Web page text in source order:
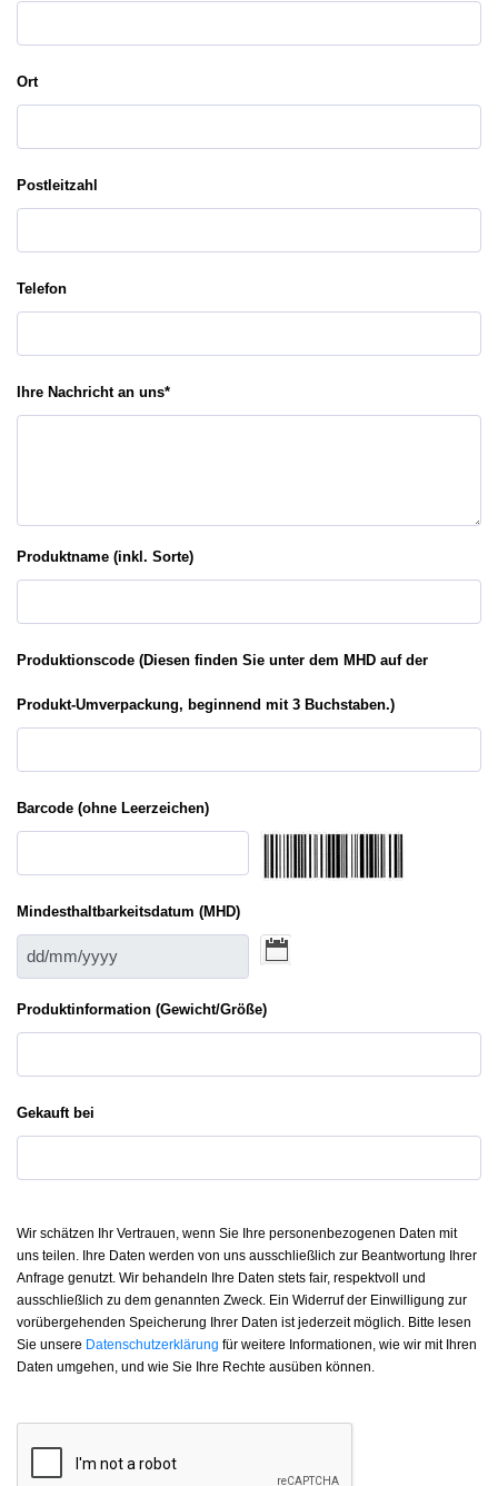
Ort
Postleitzahl
Telefon
Ihre Nachricht an uns*
Produktname (inkl. Sorte)
Produktionscode (Diesen finden Sie unter dem MHD auf der
Produkt-Umverpackung, beginnend mit 3 Buchstaben.)
Barcode (ohne Leerzeichen)
Mindesthaltbarkeitsdatum (MHD)
Produktinformation (Gewicht/Größe)
Gekauft bei
Wir schätzen Ihr Vertrauen, wenn Sie Ihre personenbezogenen Daten mit
uns teilen. Ihre Daten werden von uns ausschließlich zur Beantwortung Ihrer
Anfrage genutzt. Wir behandeln Ihre Daten stets fair, respektvoll und
ausschließlich zu dem genannten Zweck. Ein Widerruf der Einwilligung zur
vorübergehenden Speicherung Ihrer Daten ist jederzeit möglich. Bitte lesen
Sie unsere Datenschutzerklärung für weitere Informationen, wie wir mit Ihren
Daten umgehen, und wie Sie Ihre Rechte ausüben können.